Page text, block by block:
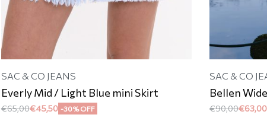
SAC & CO JEANS
Everly Mid / Light Blue mini Skirt
€65,00€45,50 -30% OFF
SAC & CO
Bellen
€90,00€63,00